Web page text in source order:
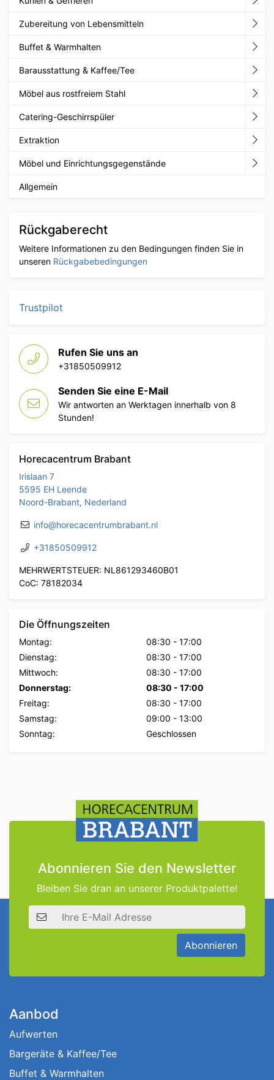
Zubereitung von Lebensmitteln
Buffet & Warmhalten
Barausstattung & Kaffee/Tee
Möbel aus rostfreiem Stahl
Catering-Geschirrspüler
Extraktion
Möbel und Einrichtungsgegenstände
Allgemein
Rückgaberecht
Weitere Informationen zu den Bedingungen finden Sie in
unseren Rückgabebedingungen
Trustpilot
Rufen Sie uns an
+31850509912
Senden Sie eine E-Mail
Wir antworten an Werktagen innerhalb von 8
Stunden!
Horecacentrum Brabant
Irislaan 7
5595 EH Leende
Noord-Brabant, Nederland
info@horecacentrumbrabant.nl
+31850509912
MEHRWERTSTEUER: NL861293460B01
CoC: 78182034
Die Öffnungszeiten
Montag: 08:30 - 17:00
Dienstag:
08:30 - 17:00
Mittwoch:
08:30 - 17:00
Donnerstag:
08:30 - 17:00
Freitag:
08:30 - 17:00
Samstag:
09:00 - 13:00
Sonntag:
Geschlossen
Abonnieren Sie den Newsletter
Bleiben Sie dran an unserer Produktpalette!
E-Mail Adresse
Abonnieren
Aanbod
Aufwerten
Bargeräte & Kaffee/Tee
Buffet & Warmhalten